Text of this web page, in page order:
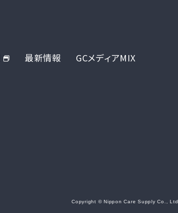
最新情報 GCメディアMIX
Copyright © Nippon Care Supply Co., Ltd.